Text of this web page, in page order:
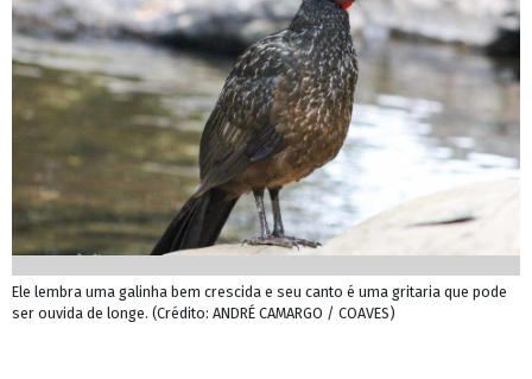
Ele lembra uma galinha bem crescida e seu canto é uma gritaria que pode
ser ouvida de longe. (Crédito: ANDRÉ CAMARGO / COAVES)